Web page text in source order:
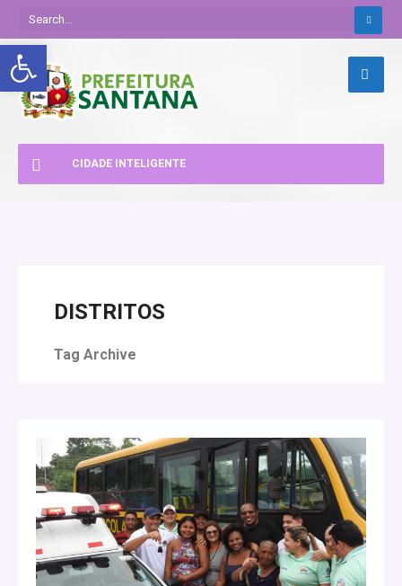
Abrir a barra de ferramentas
CIDADE INTELIGENTE
DISTRITOS
Tag Archive